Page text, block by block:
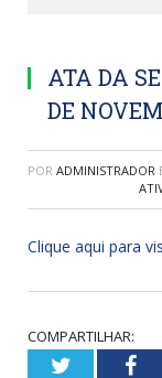
ATA DA
DE
POR ADMINISTRADOR
Clique aqui para
COMPARTILHAR:
Twitter